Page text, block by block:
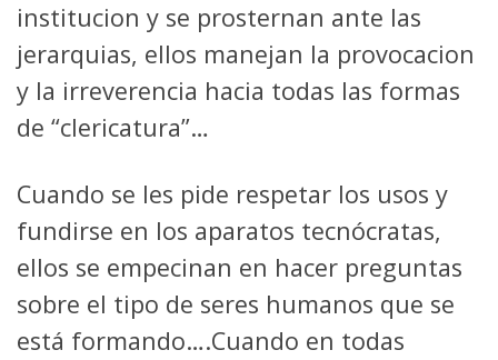
institucion y se prosternan ante las
jerarquias, ellos manejan la provocacion
y la irreverencia hacia todas las formas
de “clericatura”…
Cuando se les pide respetar los usos y
fundirse en los aparatos tecnócratas,
ellos se empecinan en hacer preguntas
sobre el tipo de seres humanos que se
está formando….Cuando en todas